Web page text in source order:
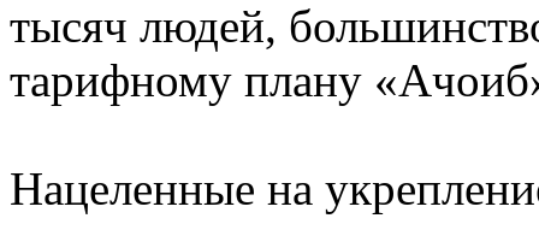
тысяч людей,
тарифному плану
Нацеленные на